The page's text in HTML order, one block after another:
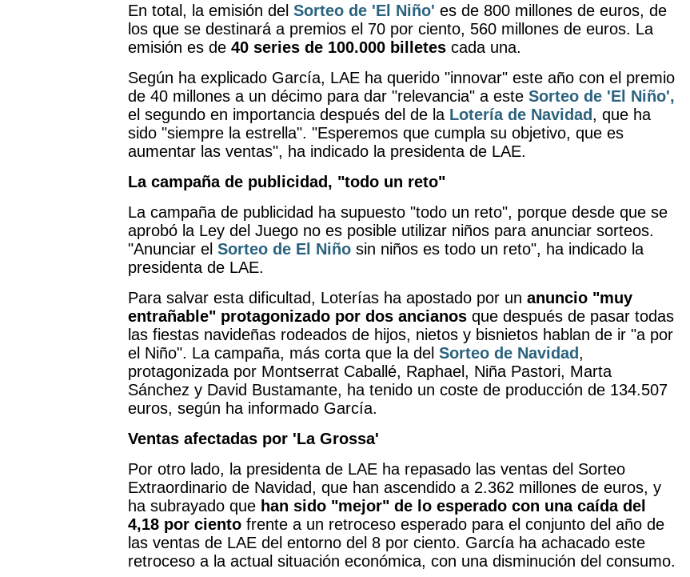
En total, la emisión del Sorteo de 'El Niño' es de 800 millones de euros, de
los que se destinará a premios el 70 por ciento, 560 millones de euros. La
emisión es de 40 series de 100.000 billetes cada una.
Según ha explicado García, LAE ha querido "innovar" este año con el premio
de 40 millones a un décimo para dar "relevancia" a este Sorteo de 'El Niño',
el segundo en importancia después del de la Lotería de Navidad, que ha
sido "siempre la estrella". "Esperemos que cumpla su objetivo, que es
aumentar las ventas", ha indicado la presidenta de LAE.
La campaña de publicidad, "todo un reto"
La campaña de publicidad ha supuesto "todo un reto", porque desde que se
aprobó la Ley del Juego no es posible utilizar niños para anunciar sorteos.
"Anunciar el Sorteo de El Niño sin niños es todo un reto", ha indicado la
presidenta de LAE.
Para salvar esta dificultad, Loterías ha apostado por un anuncio "muy
entrañable" protagonizado por dos ancianos que después de pasar todas
las fiestas navideñas rodeados de hijos, nietos y bisnietos hablan de ir "a por
el Niño". La campaña, más corta que la del Sorteo de Navidad,
protagonizada por Montserrat Caballé, Raphael, Niña Pastori, Marta
Sánchez y David Bustamante, ha tenido un coste de producción de 134.507
euros, según ha informado García.
Ventas afectadas por 'La Grossa'
Por otro lado, la presidenta de LAE ha repasado las ventas del Sorteo
Extraordinario de Navidad, que han ascendido a 2.362 millones de euros, y
ha subrayado que han sido "mejor" de lo esperado con una caída del
4,18 por ciento frente a un retroceso esperado para el conjunto del año de
las ventas de LAE del entorno del 8 por ciento. García ha achacado este
retroceso a la actual situación económica, con una disminución del consumo.